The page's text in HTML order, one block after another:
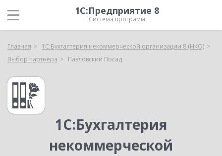
1С:Предприятие 8
Система программ
Главная
1С:Бухгалтерия некоммерческой организации 8 (НКО)
Выбор партнёра
Павловский Посад
1С:Бухгалтерия
некоммерческой